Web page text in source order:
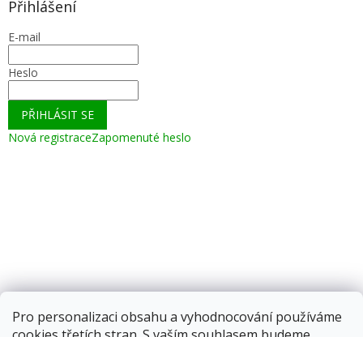
Pro personalizaci obsahu a vyhodnocování používáme
Přihlášení
E-mail
Heslo
PŘIHLÁSIT SE
Nová registraceZapomenuté heslo